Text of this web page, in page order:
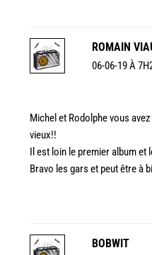
ROMAIN
06-06-19 À
Michel et Rodolphe vous
vieux!!
Il est loin le premier album et
Bravo les gars et peut être à
BOBWIT